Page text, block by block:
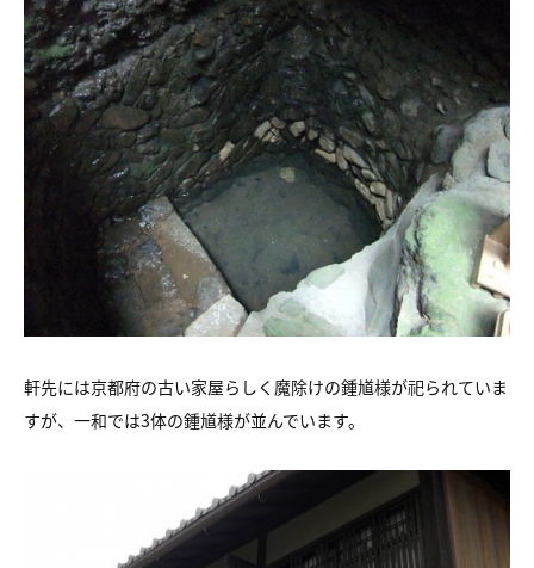
軒先には京都府の古い家屋らしく魔除けの鍾馗様が祀られていま
すが、一和では3体の鍾馗様が並んでいます。